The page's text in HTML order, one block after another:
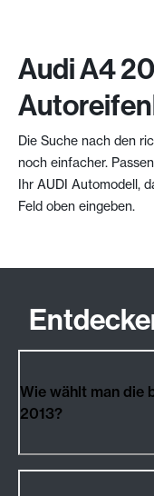
Audi A4
Die Suche nach den
noch einfacher.
Ihr AUDI Automodell,
Feld oben eingeben.
Wie wählt man die
2013?